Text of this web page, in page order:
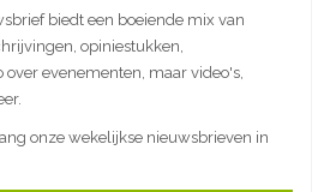
biedt een boeiende mix van
opiniestukken,
evenementen, maar video's,
onze wekelijkse nieuwsbrieven in